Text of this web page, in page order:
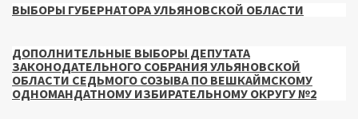
ВЫБОРЫ ГУБЕРНАТОРА УЛЬЯНОВСКОЙ ОБЛАСТИ
ДОПОЛНИТЕЛЬНЫЕ ВЫБОРЫ ДЕПУТАТА
ЗАКОНОДАТЕЛЬНОГО СОБРАНИЯ УЛЬЯНОВСКОЙ
ОБЛАСТИ СЕДЬМОГО СОЗЫВА ПО ВЕШКАЙМСКОМУ
ОДНОМАНДАТНОМУ ИЗБИРАТЕЛЬНОМУ ОКРУГУ №2